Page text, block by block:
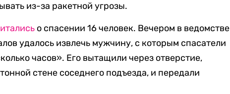
из-за ракетной угрозы.
о спасении 16 человек. Вечером в ведомстве
удалось извлечь мужчину, с которым спасатели
часов». Его вытащили через отверстие,
стене соседнего подъезда, и передали